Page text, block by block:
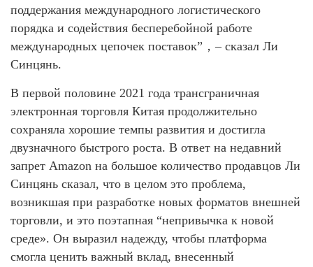
поддержания международного логистического
порядка и содействия бесперебойной работе
международных цепочек поставок”，– сказал Ли
Синцянь.
В первой половине 2021 года трансграничная
электронная торговля Китая продолжительно
сохраняла хорошие темпы развития и достигла
двузначного быстрого роста. В ответ на недавний
запрет Amazon на большое количество продавцов Ли
Синцянь сказал, что в целом это проблема,
возникшая при разработке новых форматов внешней
торговли, и это поэтапная “непривычка к новой
среде». Он выразил надежду, чтобы платформа
смогла ценить важный вклад, внесенный